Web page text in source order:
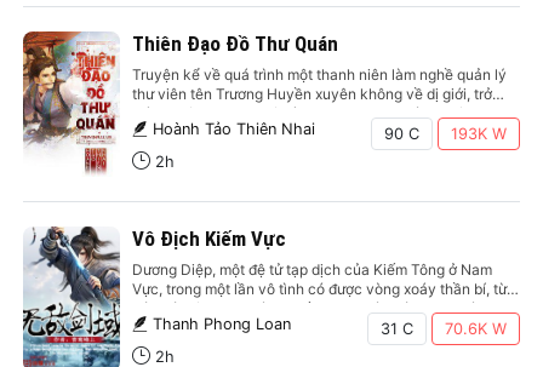
Thiên Đạo Đồ Thư Quán
Truyện kể về quá trình một thanh niên làm nghề quản lý
thư viên tên Trương Huyền xuyên không về dị giới, trở
thành một vị lão sư vô cùng quang vinh. Lúc xuyên qua
dĩ nhiên phải mang theo bảo bối và bảo bối ở đây là một
cái…
Hoành Tảo Thiên Nhai 90 C 193KW
2h
Vô Địch Kiếm Vực
Dương Diệp, một đệ tử tạp dịch của Kiếm Tông ở Nam
Vực, trong một lần vô tình có được vòng xoáy thần bí, từ
đó bước lên con đường kiếm đạo khác với mọi người.
Cảnh giới trong truyện được chia làm Phàm Nhân cảnh,
Tiên Thiên cảnh, Vương…
Thanh Phong Loan 31 C 70.6KW
2h